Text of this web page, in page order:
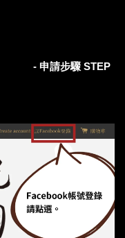
- 申請步驟 STEP